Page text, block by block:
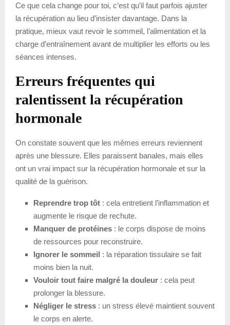
Ce que cela change pour toi, c’est qu’il faut parfois ajuster
la récupération au lieu d’insister davantage. Dans la
pratique, mieux vaut revoir le sommeil, l’alimentation et la
charge d’entraînement avant de multiplier les efforts ou les
séances intenses.
Erreurs fréquentes qui
ralentissent la récupération
hormonale
On constate souvent que les mêmes erreurs reviennent
après une blessure. Elles paraissent banales, mais elles
ont un vrai impact sur la récupération hormonale et sur la
qualité de la guérison.
Reprendre trop tôt : cela entretient l’inflammation et
augmente le risque de rechute.
Manquer de protéines : le corps dispose de moins
de ressources pour reconstruire.
Ignorer le sommeil : la réparation tissulaire se fait
moins bien la nuit.
Vouloir tout faire malgré la douleur : cela peut
prolonger la blessure.
Négliger le stress : un stress élevé maintient souvent
le corps en alerte.